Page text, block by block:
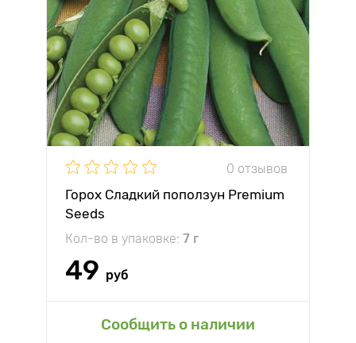
0 отзывов
Горох Сладкий поползун Premium
Seeds
Кол-во в упаковке: 7 г
49 руб
Сообщить о наличии